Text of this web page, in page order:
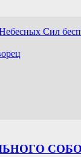
Сил